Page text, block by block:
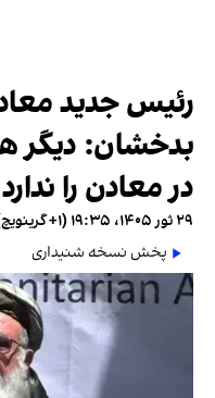
رئیس جدید
بدخشان:
در معادن را ندارد
۲۹ ثور ۱۴۰۵، ۱۹:۳۵ (‎+۱ گرینویچ)
پخش نسخه شنیداری